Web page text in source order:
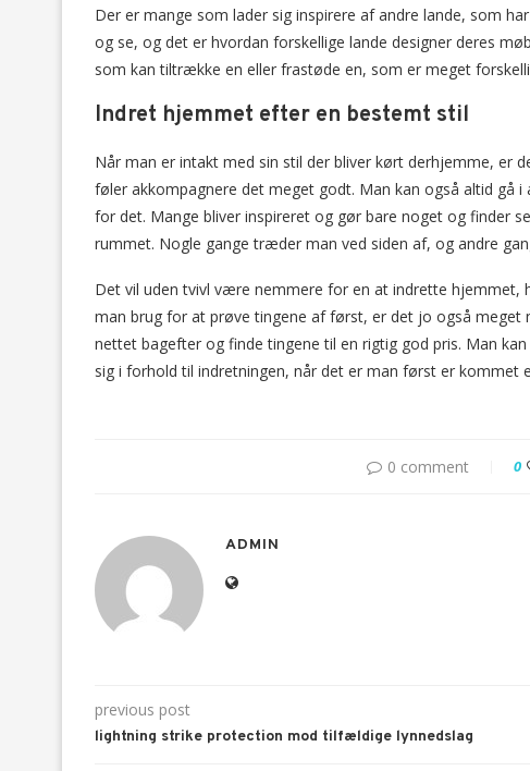
Der er mange som lader sig inspirere af andre lande, som
og se, og det er hvordan forskellige lande designer deres
som kan tiltrække en eller frastøde en, som er meget
Indret hjemmet efter en bestemt stil
Når man er intakt med sin stil der bliver kørt derhjemme, er
føler akkompagnere det meget godt. Man kan også altid gå
for det. Mange bliver inspireret og gør bare noget og finder
rummet. Nogle gange træder man ved siden af, og andre
Det vil uden tvivl være nemmere for en at indrette hjemmet,
man brug for at prøve tingene af først, er det jo også meget
nettet bagefter og finde tingene til en rigtig god pris. Man
sig i forhold til indretningen, når det er man først er kommet
0 comment 0
ADMIN
previous post
lightning strike protection mod tilfældige lynnedslag